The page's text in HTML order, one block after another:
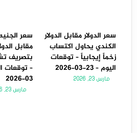
سعر الدولار مقابل الدولار
الكندي يحاول اكتساب
زخماً إيجابياً – توقعات
اليوم – 23-03-2026
مارس 23, 2026
سعر
مقابل
بتصريف
03-2026
مارس 23, 2026